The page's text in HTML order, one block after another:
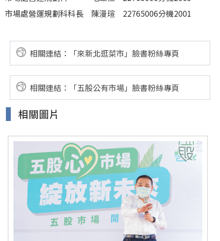
市場處營運規劃科科長 陳漫瑄 22765006分機2001
相關連結：「來新北逛菜市」臉書粉絲專頁
相關連結：「五股公有市場」臉書粉絲專頁
相關圖片